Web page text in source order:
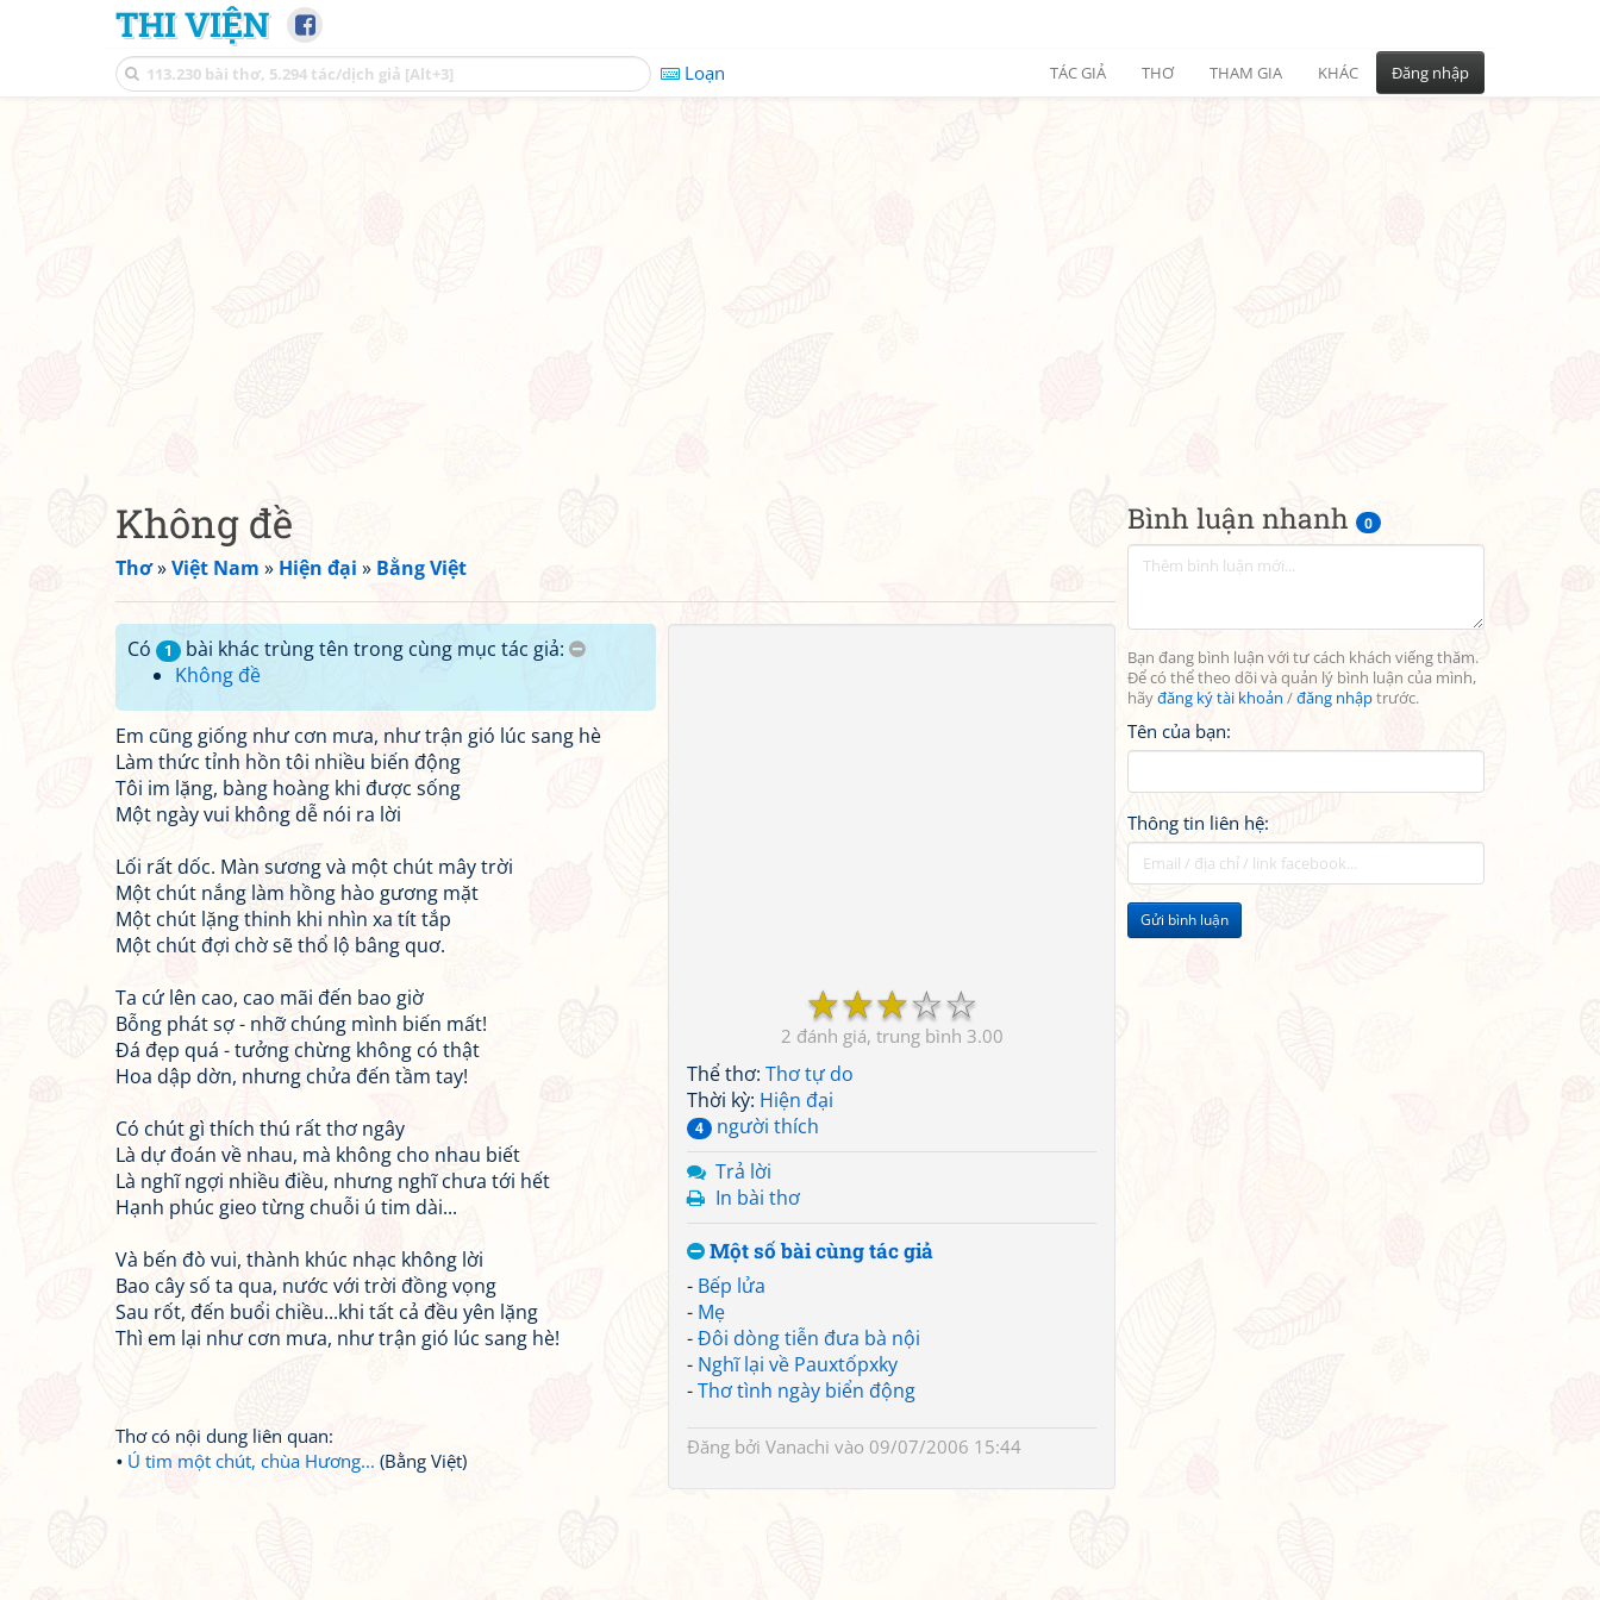
THI VIỆN
Loạn TÁC GIẢ THƠ THAM GIA KHÁC Đăng nhập
Bình luận nhanh 0
Bạn đang bình luận với tư cách khách viếng thăm.
Để có thể theo dõi và quản lý bình luận của mình,
hãyđăng ký tài khoản /đăng nhậptrước.
Tên của bạn:
Thông tin liên hệ:
Gửi bình luận
Không đề
Thơ»Việt Nam » Hiện đại » Bằng Việt
☆
☆
☆
☆
☆
2 3.00
Thể thơ: Thơ tự do
Thời kỳ: Hiện đại
4
người thích
Trả lời
In bài thơ
Một số bài cùng tác giả
- Bếp lửa
- Mẹ
-Đôi dòng tiễn đưa bà nội
- Nghĩ lại về Pauxtốpxky
-Thơ tình ngày biển động
Đăng bởi Vanachi vào 09/07/2006 15:44
Có 1
bài khác trùng tên trong cùng mục tác giả:
Không đề
Em cũng giống như cơn mưa, như trận gió lúc sang hè
Làm thức tỉnh hồn tôi nhiều biến động
Tôi im lặng, bàng hoàng khi được sống
Một ngày vui không dễ nói ra lời
Lối rất dốc. Màn sương và một chút mây trời
Một chút nắng làm hồng hào gương mặt
Một chút lặng thinh khi nhìn xa tít tắp
Một chút đợi chờ sẽ thổ lộ bâng quơ.
Ta cứ lên cao, cao mãi đến bao giờ
Bỗng phát sợ - nhỡ chúng mình biến mất!
Đá đẹp quá - tưởng chừng không có thật
Hoa dập dờn, nhưng chửa đến tầm tay!
Có chút gì thích thú rất thơ ngây
Là dự đoán về nhau, mà không cho nhau biết
Là nghĩ ngợi nhiều điều, nhưng nghĩ chưa tới hết
Hạnh phúc gieo từng chuỗi ú tim dài...
Và bến đò vui, thành khúc nhạc không lời
Bao cây số ta qua, nước với trời đồng vọng
Sau rốt, đến buổi chiều...khi tất cả đều yên lặng
Thì em lại như cơn mưa, như trận gió lúc sang hè!
Thơ có nội dung liên quan:
Ú tim một chút, chùa Hương... (Bằng Việt)